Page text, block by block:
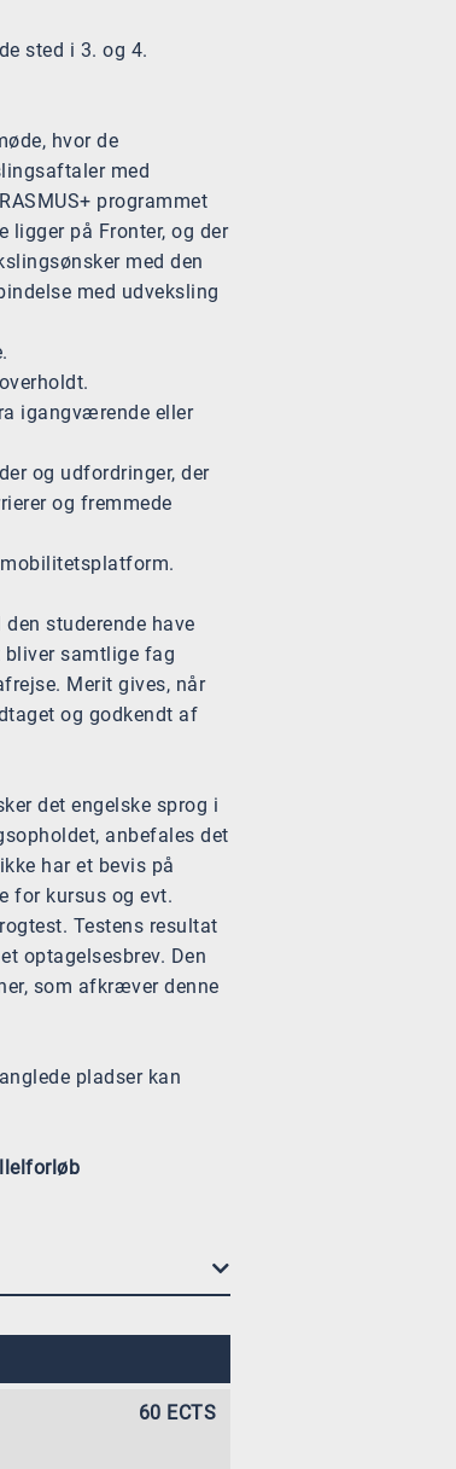
sted i 3. og 4.
hvor de
med
programmet
ligger på Fronter, og der
med den
med udveksling
igangværende eller
og udfordringer, der
og fremmede
mobilitetsplatform.
studerende have
bliver samtlige fag
Merit gives, når
og godkendt af
det engelske sprog i
anbefales det
har et bevis på
for kursus og evt.
Testens resultat
optagelsesbrev. Den
som afkræver denne
pladser kan
60 ECTS